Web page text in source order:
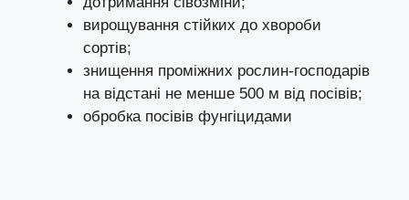
вирощування стійких до хвороби
сортів;
знищення проміжних рослин-господарів
на відстані не менше 500 м від посівів;
обробка посівів фунгіцидами